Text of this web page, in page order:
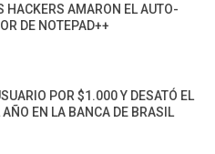
HACKERS AMARON EL AUTO-
DE NOTEPAD++
POR $1.000 Y DESATÓ EL
AÑO EN LA BANCA DE BRASIL